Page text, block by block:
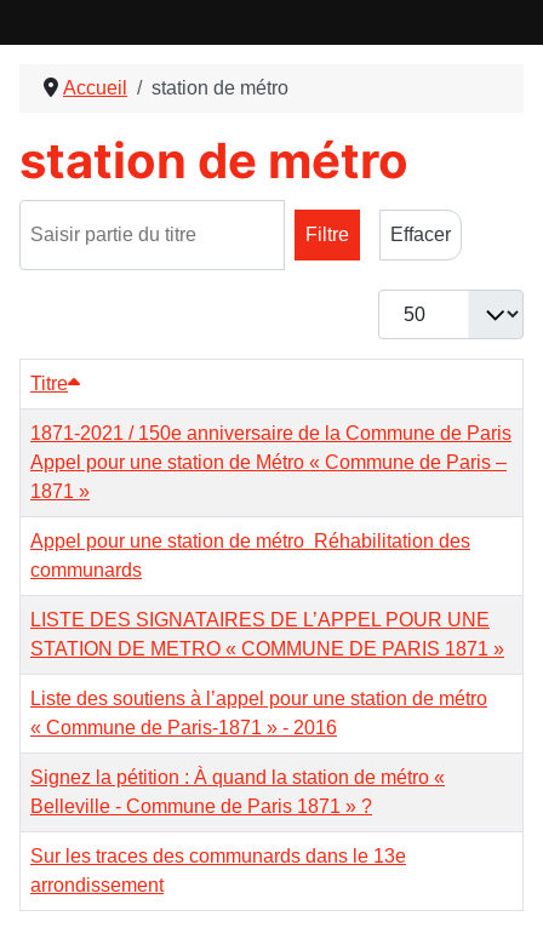
Accueil station de métro
station de métro
Filtre
Effacer
Afficher #
Titre
1871-2021 / 150e anniversaire de la Commune de Paris
Appel pour une station de Métro « Commune de Paris –
1871 »
Appel pour une station de métro Réhabilitation des
communards
LISTE DES SIGNATAIRES DE L’APPEL POUR UNE
STATION DE METRO « COMMUNE DE PARIS 1871 »
Liste des soutiens à l’appel pour une station de métro
« Commune de Paris-1871 » - 2016
Signez la pétition : À quand la station de métro «
Belleville - Commune de Paris 1871 » ?
Sur les traces des communards dans le 13e
arrondissement